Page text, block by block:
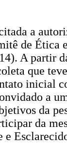
a
de Ética
A partir
que
inicial
a
da
da